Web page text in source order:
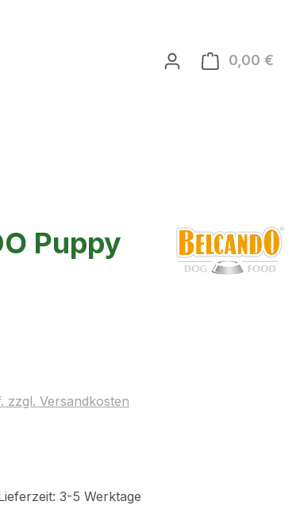
0,00 €
Puppy
zzgl. Versandkosten
von 4.9 von 5 Sternen
3-5 Werktage